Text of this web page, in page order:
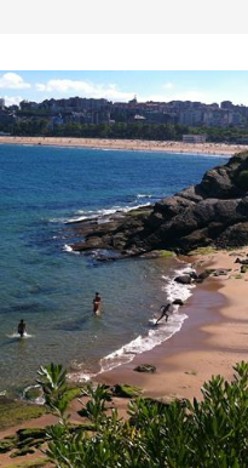
Sport & avontuur